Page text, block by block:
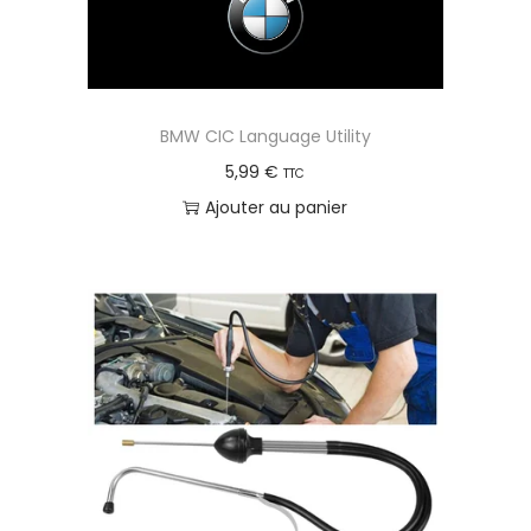
BMW CIC Language Utility
5,99€ TTC
Ajouter au panier